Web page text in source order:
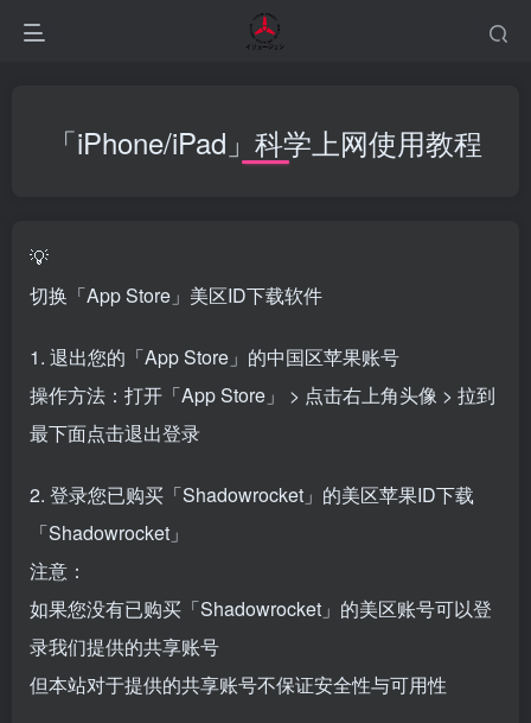
「iPhone/iPad」科学上网使用教程
💡
切换「App Store」美区ID下载软件
1. 退出您的「App Store」的中国区苹果账号
操作方法：打开「App Store」 > 点击右上角头像 > 拉到
最下面点击退出登录
2. 登录您已购买「Shadowrocket」的美区苹果ID下载
「Shadowrocket」
注意：
如果您没有已购买「Shadowrocket」的美区账号可以登
录我们提供的共享账号
但本站对于提供的共享账号不保证安全性与可用性